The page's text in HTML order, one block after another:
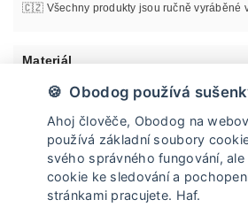
🇨🇿 Všechny produkty jsou ručně vyráběné
Materiál
Údržba
Doprava a vrácení
🍪 Obodog používá
Ahoj člověče, Obodog na
používá základní soubory
svého správného fungování,
cookie ke sledování a
stránkami pracujete. Haf.